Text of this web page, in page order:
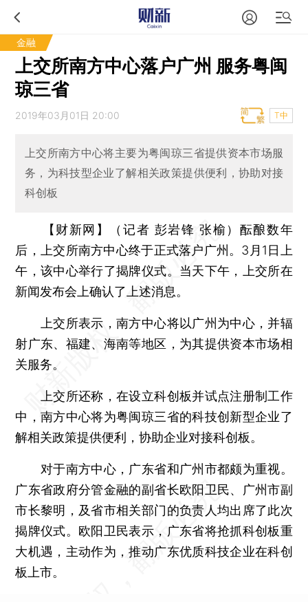
金融
上交所南方中心落户广州 服务粤闽
琼三省
2019年03月01日 20:00 T中
上交所南方中心将主要为粤闽琼三省提供资本市场服
务，为科技型企业了解相关政策提供便利，协助对接
科创板
【财新网】（记者 彭岩锋 张榆） 酝酿数年
后，上交所南方中心终于正式落户广州。3月1日上
午，该中心举行了揭牌仪式。当天下午，上交所在
新闻发布会上确认了上述消息。
上交所表示，南方中心将以广州为中心，并辐
射广东、福建、海南等地区，为其提供资本市场相
关服务。
上交所还称，在设立科创板并试点注册制工作
中，南方中心将为粤闽琼三省的科技创新型企业了
解相关政策提供便利，协助企业对接科创板。
对于南方中心，广东省和广州市都颇为重视。
广东省政府分管金融的副省长欧阳卫民、广州市副
市长黎明，及省市相关部门的负责人均出席了此次
揭牌仪式。欧阳卫民表示，广东省将抢抓科创板重
大机遇，主动作为，推动广东优质科技企业在科创
板上市。